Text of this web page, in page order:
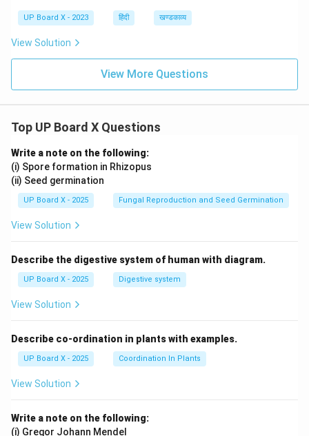
UP Board X - 2023 हिंदी खण्डकाव्य
View Solution
View More Questions
Top UP Board X Questions
Write a note on the following:
(i) Spore formation in Rhizopus
(ii) Seed germination
UP Board X - 2025 Fungal Reproduction and Seed Germination
View Solution
Describe the digestive system of human with diagram.
UP Board X - 2025 Digestive system
View Solution
Describe co-ordination in plants with examples.
UP Board X - 2025 Coordination In Plants
View Solution
Write a note on the following:
(i) Gregor Johann Mendel